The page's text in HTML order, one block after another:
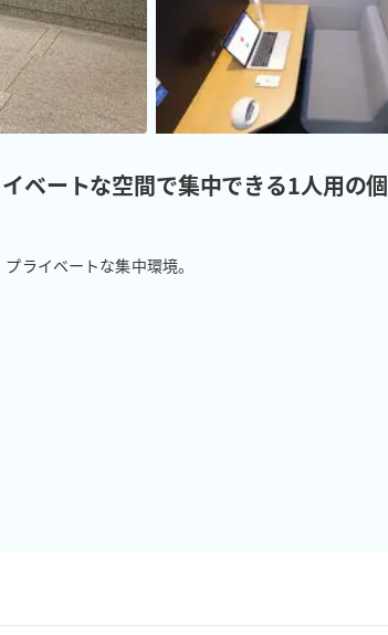
ベートな空間で集中できる1人用の個
ライベートな集中環境。